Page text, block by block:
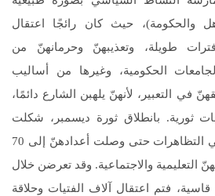
والحكومة)، حيث كان رائجًا اعتقال
طويلة، وتعذيبهنّ وحرمانهنّ من
الحكومية، وغيرها من أساليب
في التعبير، لأنهنّ يلهبن الشارع دائمًا،
ثورية. بانطلاق ثورة ديسمبر، شكلت
النساء الأغلبية العظمى في التظاهرات حتى وصلت أعدادهنّ إلى 70
التعليمية والاجتماعية. وقد تعرضن خلال
فتم اعتقال آلاف الفتيات وحلاقة